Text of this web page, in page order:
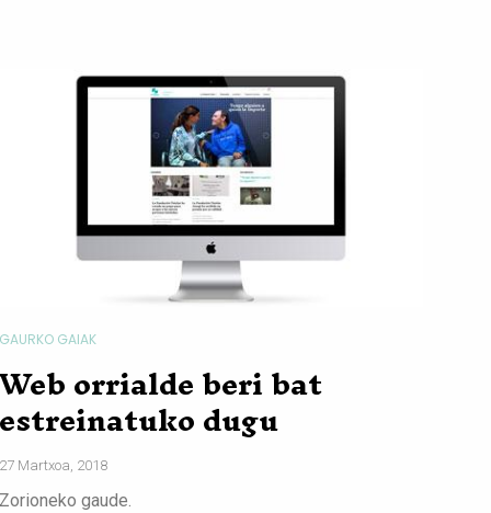
GAURKO GAIAK
Web orrialde beri bat
estreinatuko dugu
27 Martxoa, 2018
Zorioneko gaude.